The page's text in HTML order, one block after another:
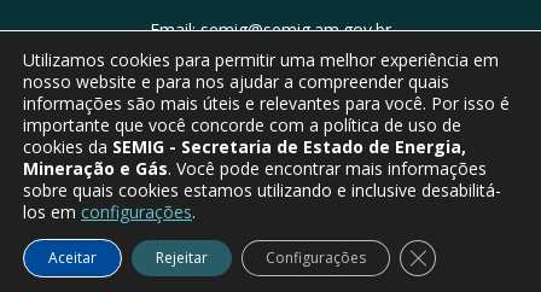
Email: semig@semig.am.gov.br
Tel: (92) 9994-0772
Utilizamos cookies para permitir uma melhor experiência em
nosso website e para nos ajudar a compreender quais
informações são mais úteis e relevantes para você. Por isso é
importante que você concorde com a política de uso de
cookies da SEMIG - Secretaria de Estado de Energia,
Mineração e Gás. Você pode encontrar mais informações
sobre quais cookies estamos utilizando e inclusive desabilitá-
los em configurações.
Aceitar Rejeitar Configurações Close GDPR